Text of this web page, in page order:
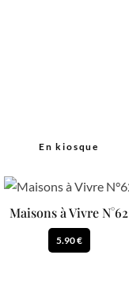
En kiosque
Maisons à Vivre N°62
5.90 €